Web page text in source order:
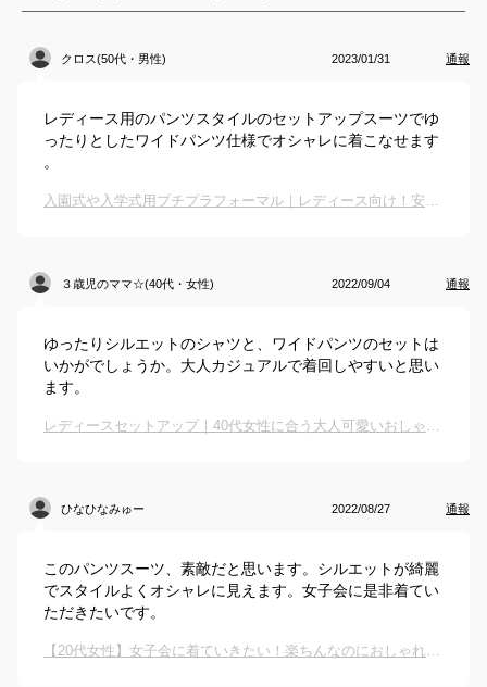
クロス(50代・男性) 2023/01/31 通報
レディース用のパンツスタイルのセットアップスーツでゆ
ったりとしたワイドパンツ仕様でオシャレに着こなせます
。
入園式や入学式用プチプラフォーマル｜レディース向け！安いしおしゃれなきれいめママスーツのおすすめは？
３歳児のママ☆(40代・女性) 2022/09/04 通報
ゆったりシルエットのシャツと、ワイドパンツのセットは
いかがでしょうか。大人カジュアルで着回しやすいと思い
ます。
レディースセットアップ｜40代女性に合う大人可愛いおしゃれな秋冬向けセットアップのおすすめは？
ひなひなみゅー 2022/08/27 通報
このパンツスーツ、素敵だと思います。シルエットが綺麗
でスタイルよくオシャレに見えます。女子会に是非着てい
ただきたいです。
【20代女性】女子会に着ていきたい！楽ちんなのにおしゃれな映えセットアップは？